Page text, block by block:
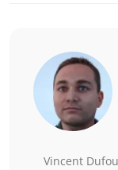
Vincent